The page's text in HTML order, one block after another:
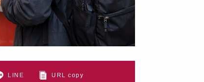
LINE URL copy